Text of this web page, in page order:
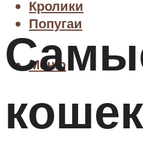
Кролики
Попугаи
Меню